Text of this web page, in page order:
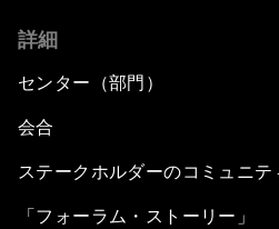
詳細
センター（部門）
会合
ステークホルダーのコミュニテ
「フォーラム・ストーリー」